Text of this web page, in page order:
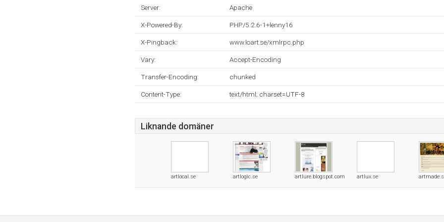
Server: Apache
X-Powered-By: PHP/5.2.6-1+lenny16
X-Pingback: www.loart.se/xmlrpc.php
Vary: Accept-Encoding
Transfer-Encoding: chunked
Content-Type: text/html; charset=UTF-8
Liknande domäner
artlocal.se artlogic.se artlure.blogspot.com artlux.se